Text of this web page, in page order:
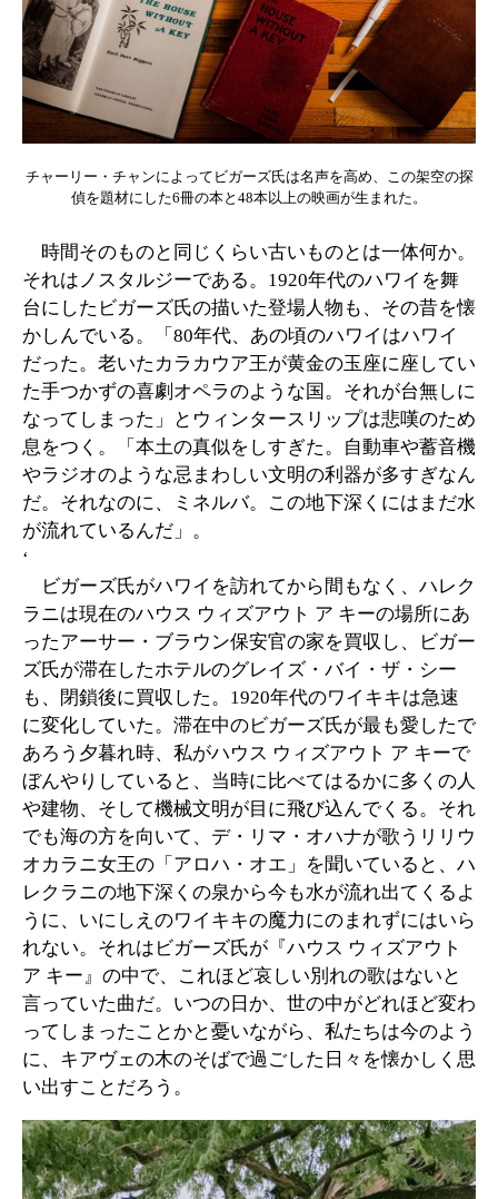
チャーリー・チャンによってビガーズ氏は名声を高め、この架空の探
偵を題材にした6冊の本と48本以上の映画が生まれた。
時間そのものと同じくらい古いものとは一体何か。
それはノスタルジーである。1920年代のハワイを舞
台にしたビガーズ氏の描いた登場人物も、その昔を懐
かしんでいる。「80年代、あの頃のハワイはハワイ
だった。老いたカラカウア王が黄金の玉座に座してい
た手つかずの喜劇オペラのような国。それが台無しに
なってしまった」とウィンタースリップは悲嘆のため
息をつく。「本土の真似をしすぎた。自動車や蓄音機
やラジオのような忌まわしい文明の利器が多すぎなん
だ。それなのに、ミネルバ。この地下深くにはまだ水
が流れているんだ」。
‘
ビガーズ氏がハワイを訪れてから間もなく、ハレク
ラニは現在のハウス ウィズアウト ア キーの場所にあ
ったアーサー・ブラウン保安官の家を買収し、ビガー
ズ氏が滞在したホテルのグレイズ・バイ・ザ・シー
も、閉鎖後に買収した。1920年代のワイキキは急速
に変化していた。滞在中のビガーズ氏が最も愛したで
あろう夕暮れ時、私がハウス ウィズアウト ア キーで
ぼんやりしていると、当時に比べてはるかに多くの人
や建物、そして機械文明が目に飛び込んでくる。それ
でも海の方を向いて、デ・リマ・オハナが歌うリリウ
オカラニ女王の「アロハ・オエ」を聞いていると、ハ
レクラニの地下深くの泉から今も水が流れ出てくるよ
うに、いにしえのワイキキの魔力にのまれずにはいら
れない。それはビガーズ氏が『ハウス ウィズアウト
ア キー』の中で、これほど哀しい別れの歌はないと
言っていた曲だ。いつの日か、世の中がどれほど変わ
ってしまったことかと憂いながら、私たちは今のよう
に、キアヴェの木のそばで過ごした日々を懐かしく思
い出すことだろう。